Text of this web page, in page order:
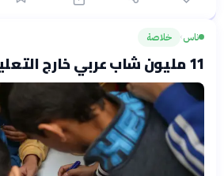
ناس› خلاصة
11 مليون شاب عربي خارج التعليم والعمل